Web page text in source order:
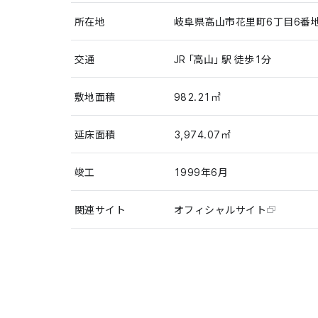
所在地 岐阜県高山市花里町6丁目6番
交通 JR「高山」駅 徒歩1分
敷地面積 982.21㎡
延床面積 3,974.07㎡
竣工 1999年6月
関連サイト オフィシャルサイト